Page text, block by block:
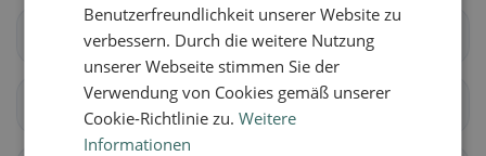
Herbetswil Holderbank (SO)
Laupersdorf Matzendorf
Benutzerfreundlichkeit unserer Website zu
verbessern. Durch die weitere Nutzung
unserer Webseite stimmen Sie der
Verwendung von Cookies gemäß unserer
Cookie-Richtlinie zu.Weitere
Informationen